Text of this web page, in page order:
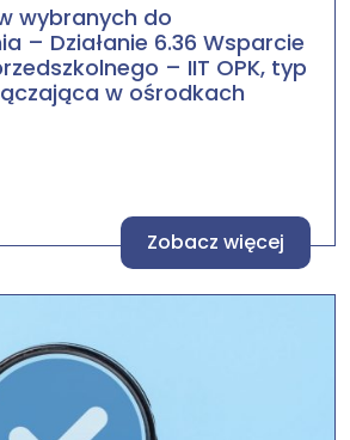
wybranych do
– Działanie 6.36 Wsparcie
– IIT OPK, typ
w ośrodkach
Zobacz więcej